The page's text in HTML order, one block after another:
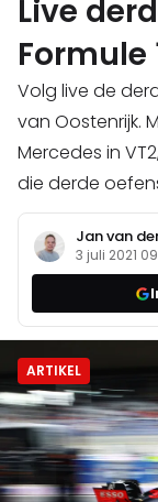
Live
Formule
Volg live de
van Oostenrijk.
Mercedes in
die derde
Jan van
3 juli 2021
ARTIKEL